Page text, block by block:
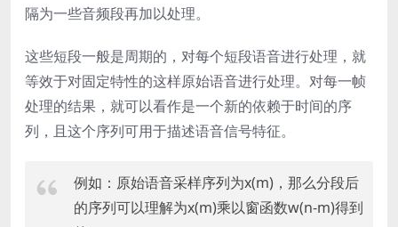
隔为一些音频段再加以处理。
这些短段一般是周期的，对每个短段语音进行处理，就
等效于对固定特性的这样原始语音进行处理。对每一帧
处理的结果，就可以看作是一个新的依赖于时间的序
列，且这个序列可用于描述语音信号特征。
例如：原始语音采样序列为x(m)，那么分段后
的序列可以理解为x(m)乘以窗函数w(n-m)得到